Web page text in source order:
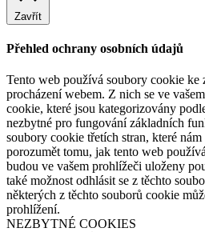
Zavřít
Přehled ochrany osobních údajů
Tento web používá soubory cookie ke
procházení webem. Z nich se ve
cookie, které jsou kategorizovány
nezbytné pro fungování základních
soubory cookie třetích stran, které
porozumět tomu, jak tento web
budou ve vašem prohlížeči uloženy
také možnost odhlásit se z těchto
některých z těchto souborů cookie
prohlížení.
NEZBYTNÉ COOKIES